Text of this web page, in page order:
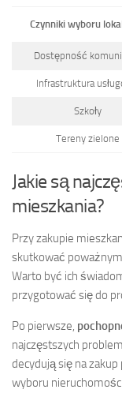
Czynniki wyboru
Dostępność
Infrastruktura
Szkoły
Tereny zielone
Jakie są
mieszkania?
Przy zakupie
skutkować
Warto być ich
przygotować się do
Po pierwsze,
najczęstszych
decydują się na
wyboru